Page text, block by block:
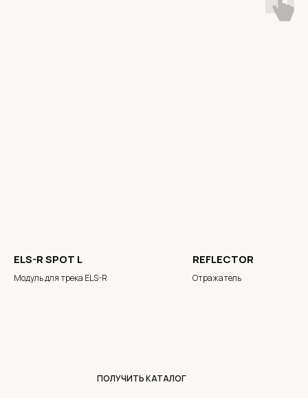
ELS-R SPOT L
Модуль для трека ELS-R
REFLECTOR
Отражатель
ПОЛУЧИТЬ КАТАЛОГ